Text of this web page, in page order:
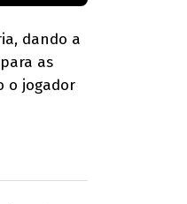
dando a
as
o jogador